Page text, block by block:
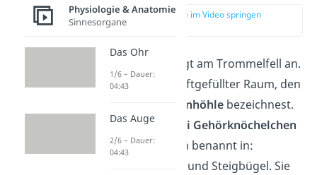
zur Stelle im Video springen
fängt am Trommelfell an.
Darauf folgt ein luftgefüllter Raum, den
Paukenhöhle bezeichnest.
Hier liegendie drei Gehörknöchelchen
— nach ihrer Form benannt in:
Hammer, Amboss und Steigbügel. Sie
Physiologie & Anatomie
Sinnesorgane
Das Ohr
1/6 – Dauer:
04:43
Das Auge
2/6 – Dauer:
04:43